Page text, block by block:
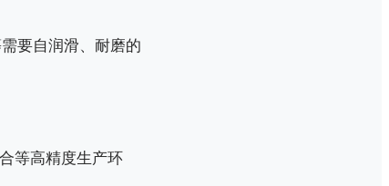
要自润滑、耐磨的
等高精度生产环